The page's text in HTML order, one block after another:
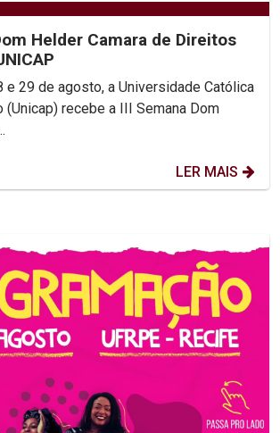
Helder Camara de Direitos
e 29 de agosto, a Universidade Católica
(Unicap) recebe a III Semana Dom
LER MAIS